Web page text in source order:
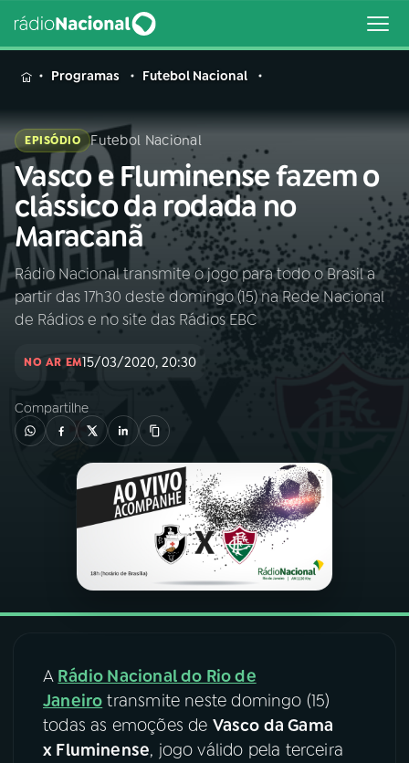
MENU
Buscar
na
Rádio
Nacional
Buscar
AO VIVO
INÍCIO
PROGRAMAS
PODCASTS
ÚLTIMAS
08FESTIVAL DE MÚSICA
Programas Futebol Nacional
EPISÓDIO Futebol Nacional
Vasco e Fluminense fazem o
clássico da rodada no
Maracanã
Rádio Nacional transmite o jogo para todo o Brasil a
partir das 17h30 deste domingo (15) na Rede Nacional
de Rádios e no site das Rádios EBC
NO AR EM15/03/2020, 20:30
Compartilhe
A Rádio Nacional do Rio de
Janeiro transmite neste domingo (15)
todas as emoções de Vasco da Gama
x Fluminense, jogo válido pela terceira